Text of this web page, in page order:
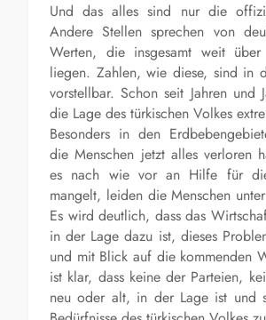
Und das alles sind nur die
Andere Stellen sprechen von
Werten, die insgesamt weit
liegen. Zahlen, wie diese, sind in
vorstellbar. Schon seit Jahren und
die Lage des türkischen Volkes
Besonders in den
die Menschen jetzt alles verloren
es nach wie vor an Hilfe für
mangelt, leiden die Menschen
Es wird deutlich, dass das
in der Lage dazu ist, dieses
und mit Blick auf die kommenden
ist klar, dass keine der Parteien,
neu oder alt, in der Lage ist und